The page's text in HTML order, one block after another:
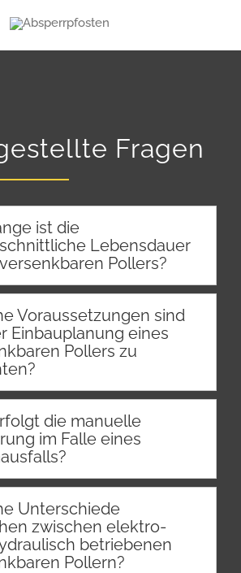
Fragen
ist die
Lebensdauer
Pollers?
Voraussetzungen sind
Einbauplanung eines
Pollers zu
die manuelle
im Falle eines
Unterschiede
zwischen elektro-
betriebenen
Pollern?